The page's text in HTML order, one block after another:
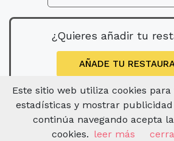
¿Quieres añadir tu
AÑADE TU
Este sitio web utiliza cookies
estadísticas y mostrar
continúa navegando acepta
cookies. leer más